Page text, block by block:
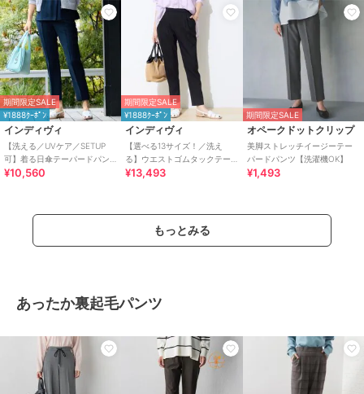
期間限定SALE
¥1888ｸｰﾎﾟﾝ
インディヴィ
【洗える／UVケア／SETUP
可】着る日傘テーパードパン
ツ
¥10,560
期間限定SALE
¥1888ｸｰﾎﾟﾝ
インディヴィ
【選べる13サイズ！／洗え
る】ウエストゴムタックテー
パード褒められパンツ
¥13,493
期間限定SALE
オペークドットクリップ
美脚ストレッチイージーテー
パードパンツ【洗濯機OK】
¥1,493
もっとみる
あったか裏起毛パンツ